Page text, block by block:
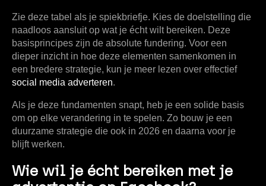
Zie deze tabel als je spiekbriefje. Kies de doelstelling die
naadloos aansluit op wat je écht wilt bereiken. Deze
basisprincipes zijn de absolute fundering. Voor een
dieper inzicht in hoe deze elementen samenkomen in
een bredere strategie, kun je meer lezen over effectief
social media adverteren.
Als je deze fundamenten snapt, heb je een solide basis
om op elke verandering in te spelen. Zo bouw je een
duurzame strategie die ook in 2026 en daarna voor je
blijft werken.
Wie wil je écht bereiken met je